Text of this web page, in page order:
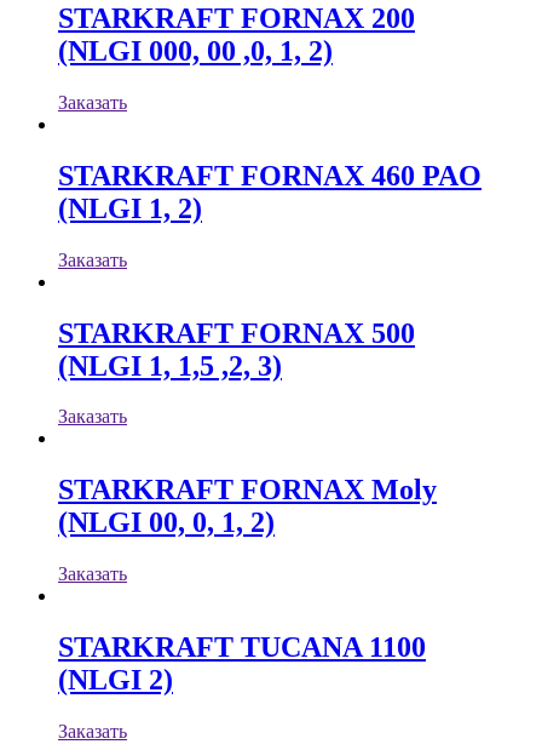
STARKRAFT FORNAX 200
(NLGI 000, 00 ,0, 1, 2)
Заказать
STARKRAFT FORNAX 460 PAO
(NLGI 1, 2)
Заказать
STARKRAFT FORNAX 500
(NLGI 1, 1,5 ,2, 3)
Заказать
STARKRAFT FORNAX Moly
(NLGI 00, 0, 1, 2)
Заказать
STARKRAFT TUCANA 1100
(NLGI 2)
Заказать